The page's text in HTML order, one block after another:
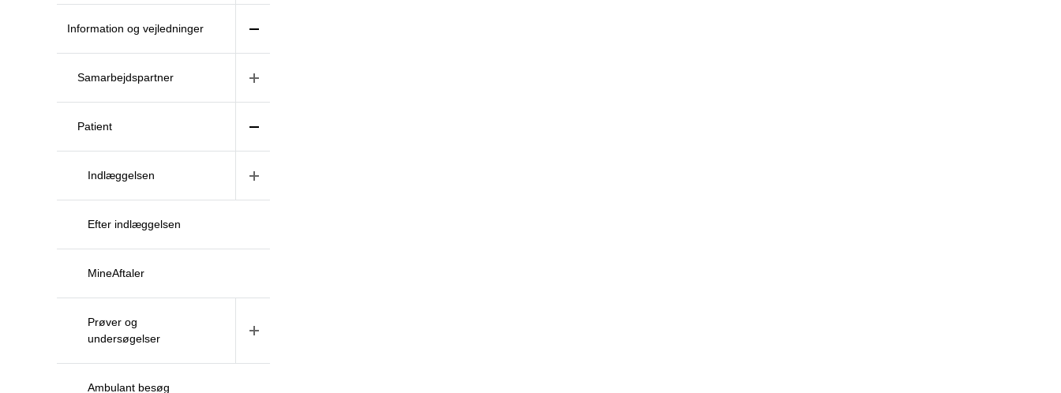
Information og vejledninger
Samarbejdspartner
Patient
Indlæggelsen
Efter indlæggelsen
MineAftaler
Prøver og
undersøgelser
Ambulant besøg